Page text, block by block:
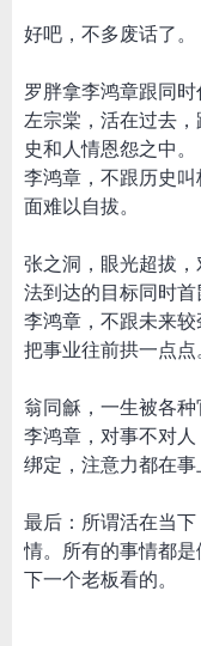
好吧，不多废话了。
罗胖拿李鸿章跟同时
左宗棠，活在过去
史和人情恩怨之中。
李鸿章，不跟历史
面难以自拔。
张之洞，眼光超拔
法到达的目标同时首
李鸿章，不跟未来
把事业往前拱一点点。
翁同龢，一生被各种
李鸿章，对事不对
绑定，注意力都在事
最后：所谓活在当
情。所有的事情都
下一个老板看的。